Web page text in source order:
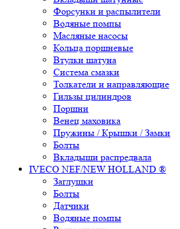
Форсунки и распылители
Водяные помпы
Масляные насосы
Кольца поршневые
Втулки шатуна
Система смазки
Толкатели и направляющие
Гильзы цилиндров
Поршни
Венец маховика
Пружины / Крышки / Замки
Болты
Вкладыши распредвала
IVECO NEF/NEW HOLLAND ®
Заглушки
Болты
Датчики
Водяные помпы